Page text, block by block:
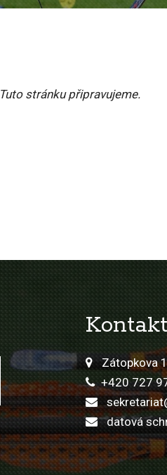
Tuto stránku připravujeme.
Kontakt
Zátopkova
+420 727
datová